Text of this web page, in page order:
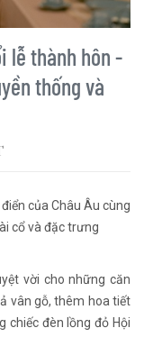
lễ thành hôn -
thống và
của Châu Âu cùng
cổ và đặc trưng
vời cho những căn
vân gỗ, thêm hoa tiết
chiếc đèn lồng đỏ Hội